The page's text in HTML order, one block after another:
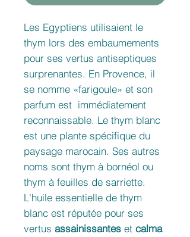
Les Egyptiens utilisaient le
thym lors des embaumements
pour ses vertus antiseptiques
surprenantes. En Provence, il
se nomme «farigoule» et son
parfum est immédiatement
reconnaissable. Le thym blanc
est une plante spécifique du
paysage marocain. Ses autres
noms sont thym à bornéol ou
thym à feuilles de sarriette.
L'huile essentielle de thym
blanc est réputée pour ses
vertus assainissantes et calma